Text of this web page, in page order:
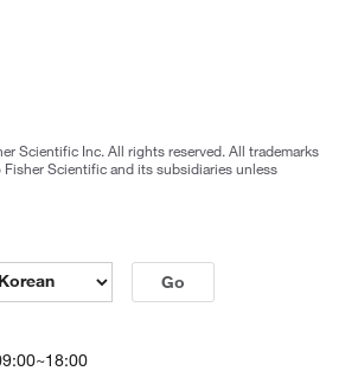
Scientific Inc. All rights reserved. All trademarks
Scientific and its subsidiaries unless
Go